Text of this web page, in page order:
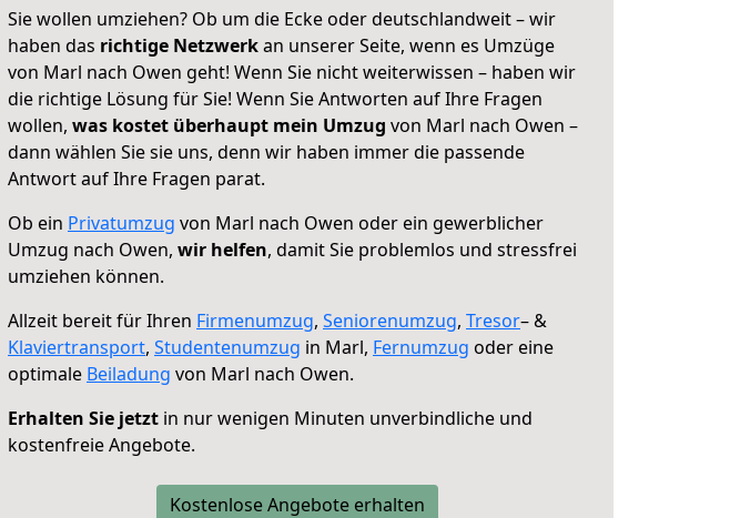
Sie wollen umziehen? Ob um die Ecke oder deutschlandweit – wir
haben das richtige Netzwerkan unserer Seite, wenn es Umzüge
von Marl nach Owen geht! Wenn Sie nicht weiterwissen – haben wir
die richtige Lösung für Sie! Wenn Sie Antworten auf Ihre Fragen
wollen, was kostet überhaupt mein Umzug von Marl nach Owen –
dann wählen Sie sie uns, denn wir haben immer die passende
Antwort auf Ihre Fragen parat.
Ob ein Privatumzug von Marl nach Owen oder ein gewerblicher
Umzug nach Owen, wir helfen, damit Sie problemlos und stressfrei
umziehen können.
Allzeit bereit für Ihren Firmenumzug, Seniorenumzug, Tresor– &
Klaviertransport, Studentenumzug in Marl, Fernumzug oder eine
optimale Beiladung von Marl nach Owen.
Erhalten Sie jetzt in nur wenigen Minuten unverbindliche und
kostenfreie Angebote.
Kostenlose Angebote erhalten